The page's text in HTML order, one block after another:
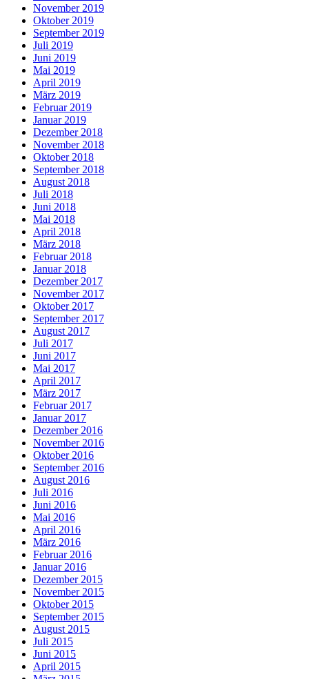
November 2019
Oktober 2019
September 2019
Juli 2019
Juni 2019
Mai 2019
April 2019
März 2019
Februar 2019
Januar 2019
Dezember 2018
November 2018
Oktober 2018
September 2018
August 2018
Juli 2018
Juni 2018
Mai 2018
April 2018
März 2018
Februar 2018
Januar 2018
Dezember 2017
November 2017
Oktober 2017
September 2017
August 2017
Juli 2017
Juni 2017
Mai 2017
April 2017
März 2017
Februar 2017
Januar 2017
Dezember 2016
November 2016
Oktober 2016
September 2016
August 2016
Juli 2016
Juni 2016
Mai 2016
April 2016
März 2016
Februar 2016
Januar 2016
Dezember 2015
November 2015
Oktober 2015
September 2015
August 2015
Juli 2015
Juni 2015
April 2015